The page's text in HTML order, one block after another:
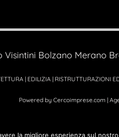
Bolzano Merano
| EDILIZIA | RISTRUTTURAZIONI
Powered by Cercoimprese.com |
la migliore esperienza sul